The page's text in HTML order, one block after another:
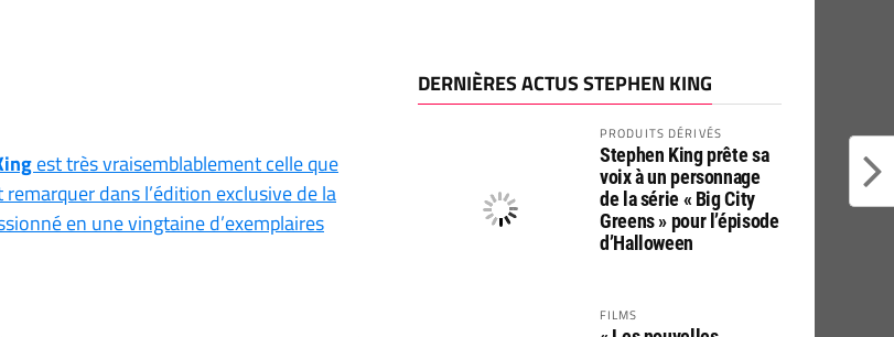
est très vraisemblablement celle que
dans l’édition exclusive de la
en une vingtaine d’exemplaires
DERNIÈRES ACTUS STEPHEN KING
PRODUITS DÉRIVÉS
Stephen King prête sa
voix à un personnage
de la série « Big City
Greens » pour l’épisode
d’Halloween
FILMS